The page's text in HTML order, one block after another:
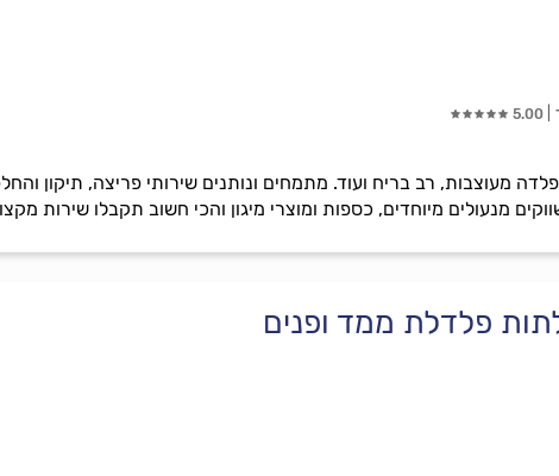
מעוצבות, רב בריח ועוד. מתמחים ונותנים שירותי פריצה, תיקון
מנעולים מיוחדים, כספות ומוצרי מיגון והכי חשוב תקבלו שירות
5.00